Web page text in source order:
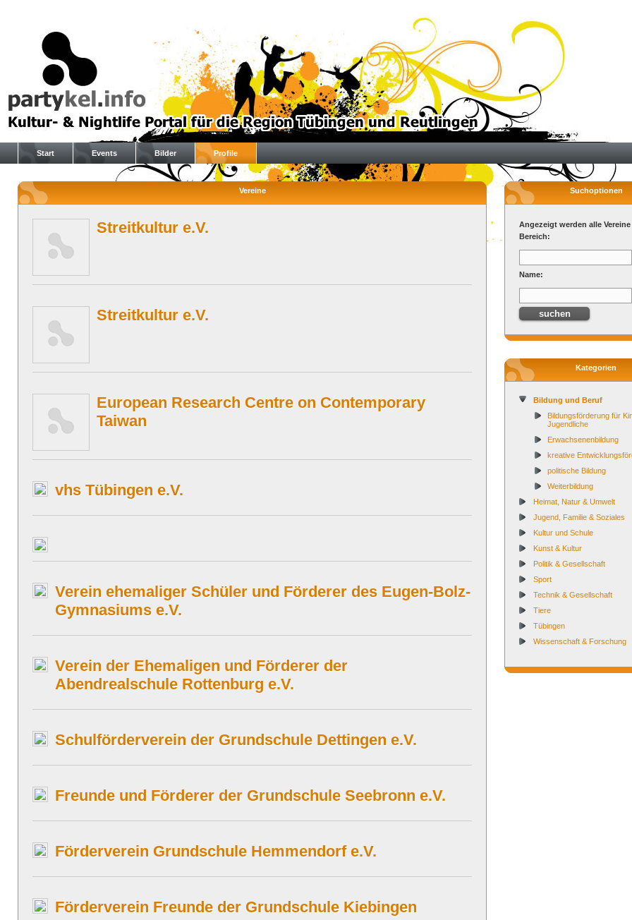
Start Events Bilder Profile
Vereine
Streitkultur e.V.
Streitkultur e.V.
European Research Centre on Contemporary
Taiwan
vhs Tübingen e.V.
Verein ehemaliger Schüler und Förderer des Eugen-Bolz-
Gymnasiums e.V.
Verein der Ehemaligen und Förderer der
Abendrealschule Rottenburg e.V.
Schulförderverein der Grundschule Dettingen e.V.
Freunde und Förderer der Grundschule Seebronn e.V.
Förderverein Grundschule Hemmendorf e.V.
Förderverein Freunde der Grundschule Kiebingen
Suchoptionen
Angezeigt werden alle
Bereich:
Name:
Kategorien
Bildung und Beruf
Bildungsförderung für
Jugendliche
Erwachsenenbildung
kreative
politische Bildung
Weiterbildung
Heimat, Natur & Umwelt
Jugend, Familie & Soziales
Kultur und Schule
Kunst & Kultur
Politik & Gesellschaft
Sport
Technik & Gesellschaft
Tiere
Tübingen
Wissenschaft & Forschung